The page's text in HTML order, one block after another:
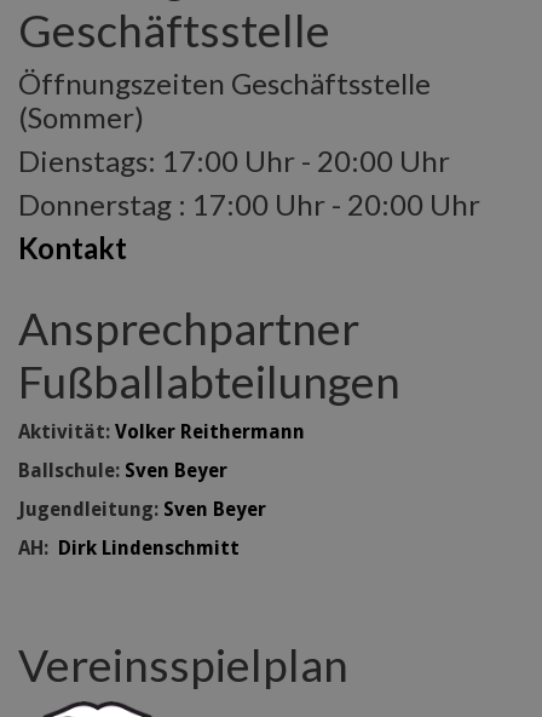
Geschäftsstelle
Öffnungszeiten Geschäftsstelle
(Sommer)
Dienstags: 17:00 Uhr - 20:00 Uhr
Donnerstag : 17:00 Uhr - 20:00 Uhr
Kontakt
Ansprechpartner
Fußballabteilungen
Aktivität: Volker Reithermann
Ballschule: Sven Beyer
Jugendleitung: Sven Beyer
AH: Dirk Lindenschmitt
Vereinsspielplan